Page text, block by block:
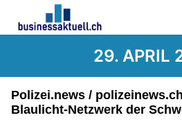
29. APRIL
Polizei.news /
Blaulicht-Netzwerk der